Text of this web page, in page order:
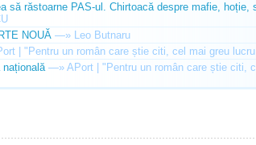
să răstoarne PAS-ul. Chirtoacă despre mafie, hoție,
NOUĂ —» Leo Butnaru
| "Pentru un român care știe citi, cel mai greu
națională —» APort | "Pentru un român care știe citi,